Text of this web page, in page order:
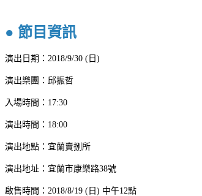
● 節目資訊
演出日期：2018/9/30 (日)
演出樂團：邱振哲
入場時間：17:30
演出時間：18:00
演出地點：宜蘭賣捌所
演出地址：宜蘭市康樂路38號
啟售時間：2018/8/19 (日) 中午12點